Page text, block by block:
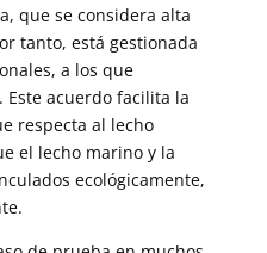
que se considera alta
tanto, está gestionada
a los que
Este acuerdo facilita la
respecta al lecho
el lecho marino y la
ecológicamente,